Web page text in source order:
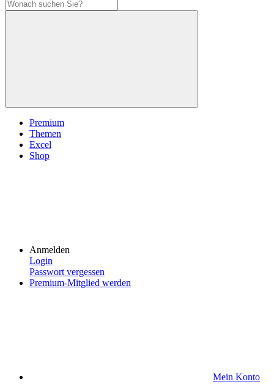
Premium
Themen
Excel
Shop
Anmelden
Login
Passwort vergessen
Premium-Mitglied werden
Mein Konto